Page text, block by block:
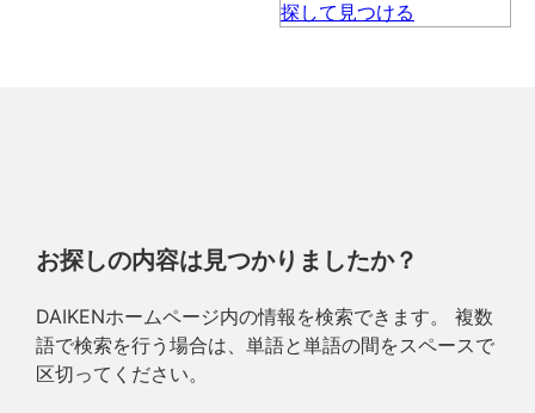
お探しの内容は見つかりましたか？
DAIKENホームページ内の情報を検索できます。 複数
語で検索を行う場合は、単語と単語の間をスペースで
区切ってください。